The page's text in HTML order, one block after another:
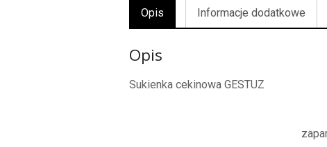
Opis Informacje dodatkowe
Opis
Sukienka cekinowa GESTUZ